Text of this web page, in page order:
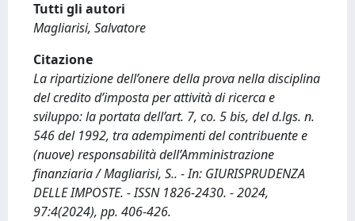
Tutti gli autori
Magliarisi, Salvatore
Citazione
La ripartizione dell’onere della prova nella disciplina
del credito d’imposta per attività di ricerca e
sviluppo: la portata dell’art. 7, co. 5 bis, del d.lgs. n.
546 del 1992, tra adempimenti del contribuente e
(nuove) responsabilità dell’Amministrazione
finanziaria / Magliarisi, S.. - In: GIURISPRUDENZA
DELLE IMPOSTE. - ISSN 1826-2430. - 2024,
97:4(2024), pp. 406-426.